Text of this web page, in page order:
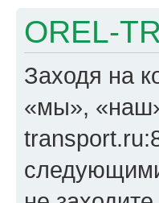
OREL-
Заходя на
«мы»,